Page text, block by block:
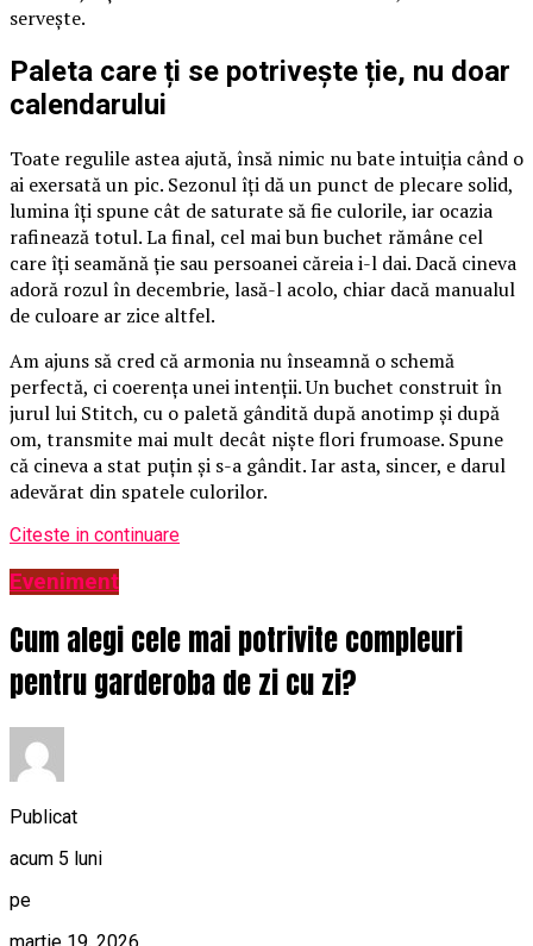
servește.
Paleta care ți se potrivește ție, nu doar
calendarului
Toate regulile astea ajută, însă nimic nu bate intuiția când o
ai exersată un pic. Sezonul îți dă un punct de plecare solid,
lumina îți spune cât de saturate să fie culorile, iar ocazia
rafinează totul. La final, cel mai bun buchet rămâne cel
care îți seamănă ție sau persoanei căreia i-l dai. Dacă cineva
adoră rozul în decembrie, lasă-l acolo, chiar dacă manualul
de culoare ar zice altfel.
Am ajuns să cred că armonia nu înseamnă o schemă
perfectă, ci coerența unei intenții. Un buchet construit în
jurul lui Stitch, cu o paletă gândită după anotimp și după
om, transmite mai mult decât niște flori frumoase. Spune
că cineva a stat puțin și s-a gândit. Iar asta, sincer, e darul
adevărat din spatele culorilor.
Citeste in continuare
Eveniment
Cum alegi cele mai potrivite compleuri
pentru garderoba de zi cu zi?
Publicat
acum 5 luni
pe